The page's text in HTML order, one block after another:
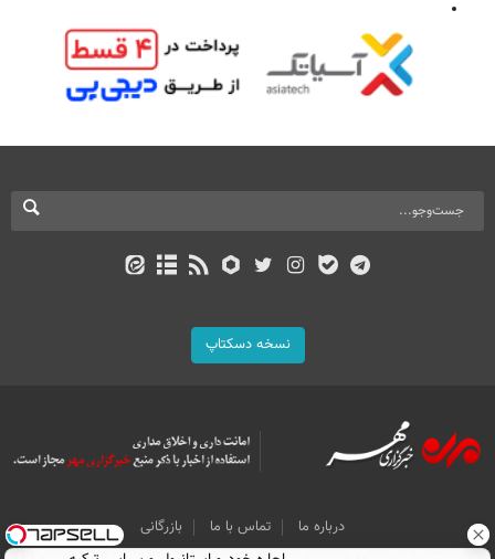
نسخه دسکتاپ
درباره ما تماس با ما
بازرگانی